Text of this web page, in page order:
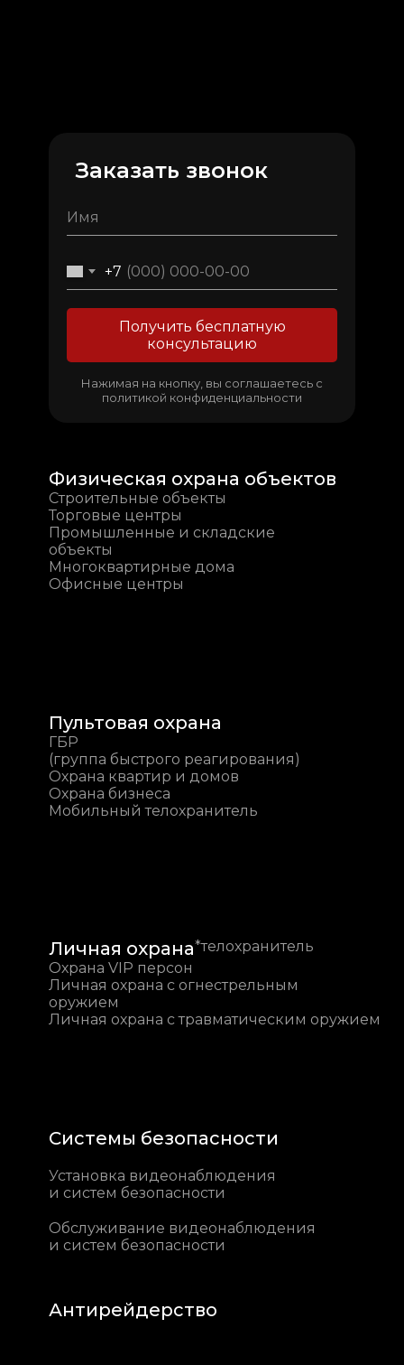
Обслуживание видеонаблюдения
и систем безопасности
Установка видеонаблюдения
и систем безопасности
Системы безопасности
Личная охрана*телохранитель
Охрана VIP персон
Личная охрана с огнестрельным
оружием
Личная охрана с травматическим оружием
Пультовая охрана
ГБР
(группа быстрого реагирования)
Охрана квартир и домов
Охрана бизнеса
Мобильный телохранитель
Антирейдерство
Физическая охрана объектов
Строительные объекты
Торговые центры
Промышленные и складские
объекты
Многоквартирные дома
Офисные центры
+7
Получить бесплатную
консультацию
Нажимая на кнопку, вы соглашаетесь с
политикой конфиденциальности
Заказать звонок